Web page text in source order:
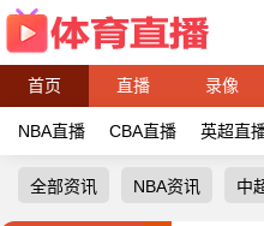
首页 直播 录像
NBA直播 CBA直播 英超直
全部资讯 NBA资讯 中